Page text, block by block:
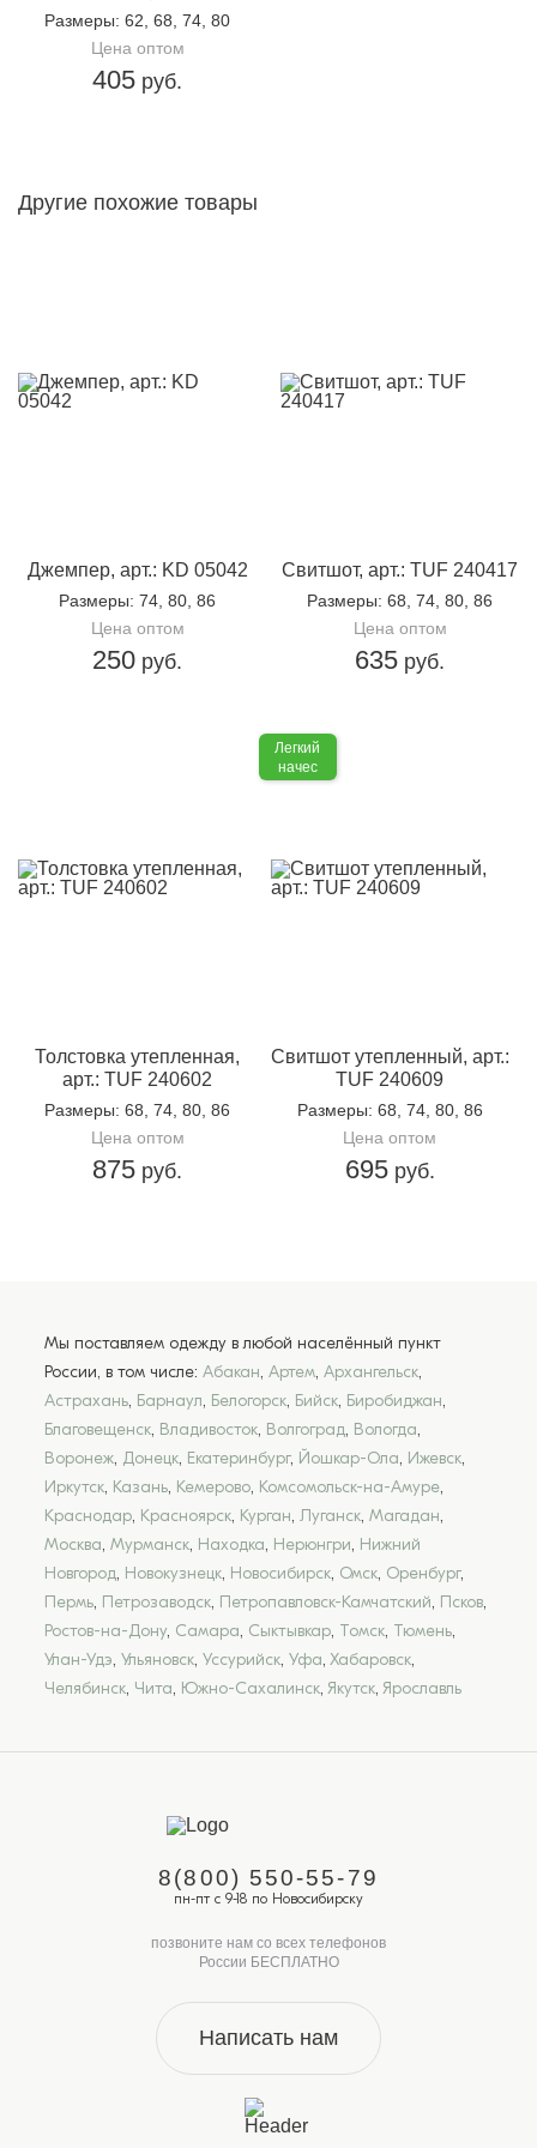
Размеры: 62, 68, 74, 80
Цена оптом
405 руб.
Другие похожие товары
Джемпер, арт.: KD 05042
Размеры: 74, 80, 86
Цена оптом
250 руб.
Свитшот, арт.: TUF 240417
Размеры: 68, 74, 80, 86
Цена оптом
635 руб.
Толстовка утепленная,
арт.: TUF 240602
Размеры: 68, 74, 80, 86
Цена оптом
875 руб.
Легкий
начес
Свитшот утепленный, арт.:
TUF 240609
Размеры: 68, 74, 80, 86
Цена оптом
695руб.
Мы поставляем одежду в любой населённый пункт
России, в том числе: Абакан, Артем, Архангельск,
Астрахань, Барнаул, Белогорск, Бийск, Биробиджан,
Благовещенск, Владивосток, Волгоград, Вологда,
Воронеж, Донецк, Екатеринбург, Йошкар-Ола, Ижевск,
Иркутск, Казань, Кемерово, Комсомольск-на-Амуре,
Краснодар, Красноярск, Курган, Луганск, Магадан,
Москва, Мурманск, Находка, Нерюнгри, Нижний
Новгород, Новокузнецк, Новосибирск, Омск, Оренбург,
Пермь, Петрозаводск, Петропавловск-Камчатский, Псков,
Ростов-на-Дону, Самара, Сыктывкар, Томск, Тюмень,
Улан-Удэ, Ульяновск, Уссурийск, Уфа, Хабаровск,
Челябинск, Чита, Южно-Сахалинск, Якутск, Ярославль
8(800) 550-55-79
пн-пт с 9-18 по Новосибирску
позвоните нам со всех телефонов
России БЕСПЛАТНО
Написать нам